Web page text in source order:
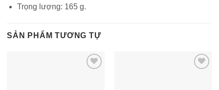
Trọng lượng: 165 g.
SẢN PHẨM TƯƠNG TỰ